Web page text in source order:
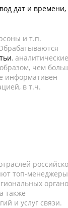
дат и времени,
и т.п.
, аналитические
чем
информативен
в т.ч.
топ-
также
и услуг связи.